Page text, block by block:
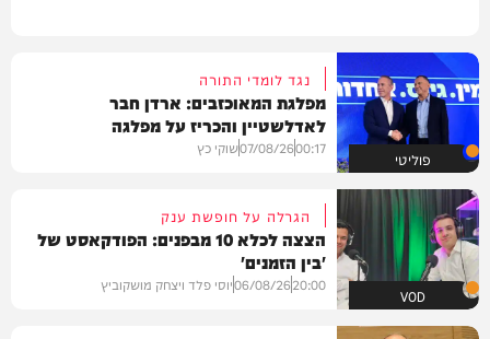
פוליטי
נגד לומדי התורה
מפלגת המאוכזבים: ארדן חבר
לאדלשטיין והכריז על מפלגה
00:17
07/08/26שוקי כץ
VOD
הגרלה על חופשת ענק
הצצה לכלא 10 מבפנים: הפודקאסט של
'בין הזמנים'
20:00
06/08/26יוסי פלד ויצחק מושקוביץ